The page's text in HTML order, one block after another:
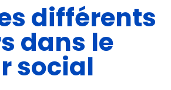
différents
dans le
social